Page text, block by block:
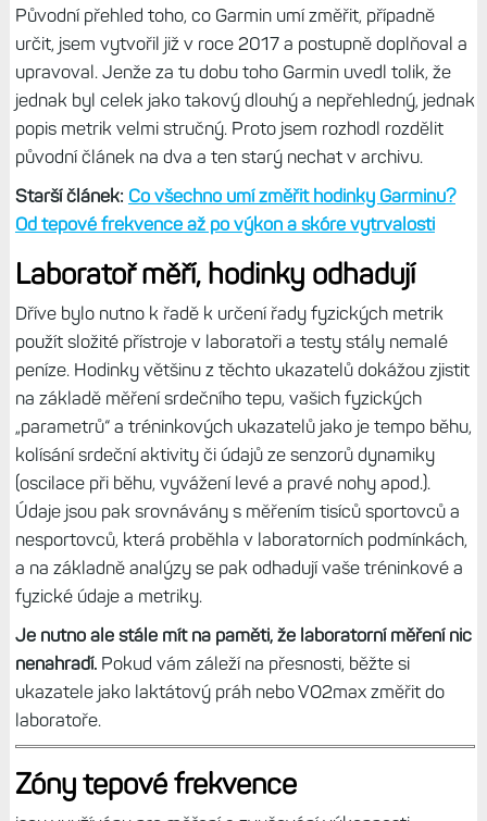
Původní přehled toho, co Garmin umí změřit, případně
určit, jsem vytvořil již v roce 2017 a postupně doplňoval a
upravoval. Jenže za tu dobu toho Garmin uvedl tolik, že
jednak byl celek jako takový dlouhý a nepřehledný, jednak
popis metrik velmi stručný. Proto jsem rozhodl rozdělit
původní článek na dva a ten starý nechat v archivu.
Starší článek: Co všechno umí změřit hodinky Garminu?
Od tepové frekvence až po výkon a skóre vytrvalosti
Laboratoř měří, hodinky odhadují
Dříve bylo nutno k řadě k určení řady fyzických metrik
použít složité přístroje v laboratoři a testy stály nemalé
peníze. Hodinky většinu z těchto ukazatelů dokážou zjistit
na základě měření srdečního tepu, vašich fyzických
„parametrů“ a tréninkových ukazatelů jako je tempo běhu,
kolísání srdeční aktivity či údajů ze senzorů dynamiky
(oscilace při běhu, vyvážení levé a pravé nohy apod.).
Údaje jsou pak srovnávány s měřením tisíců sportovců a
nesportovců, která proběhla v laboratorních podmínkách,
a na základně analýzy se pak odhadují vaše tréninkové a
fyzické údaje a metriky.
Je nutno ale stále mít na paměti, že laboratorní měření nic
nenahradí.Pokud vám záleží na přesnosti, běžte si
ukazatele jako laktátový práh nebo VO2max změřit do
laboratoře.
Zóny tepové frekvence